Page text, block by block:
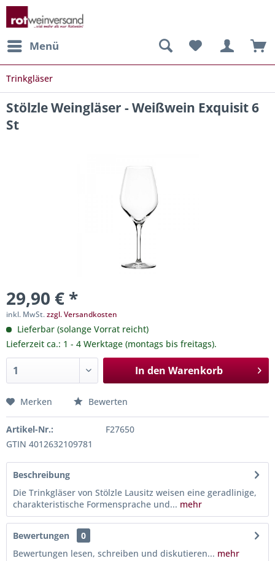
Menü
Trinkgläser
Stölzle Weingläser - Weißwein Exquisit 6
St
29,90 € *
inkl. MwSt.zzgl. Versandkosten
Lieferbar (solange Vorrat reicht)
Lieferzeit ca.: 1 - 4 Werktage (montags bis freitags).
In den Warenkorb
Merken Bewerten
Artikel-Nr.:
F27650
GTIN 4012632109781
Beschreibung
Die Trinkgläser von Stölzle Lausitz weisen eine geradlinige,
charakteristische Formensprache und... mehr
Bewertungen
0
Bewertungen lesen, schreiben und diskutieren... mehr